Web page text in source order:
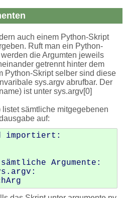
auch einem Python-Skript
Ruft man ein Python-
die Argumten jeweils
getrennt hinter dem
Python-Skript selber sind diese
sys.argv abrufbar. Der
ist unter sys.argv[0]
sämtliche mitgegebenen
auf:
Argumente: